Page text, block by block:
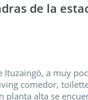
de la
a muy
comedor,
planta alta se